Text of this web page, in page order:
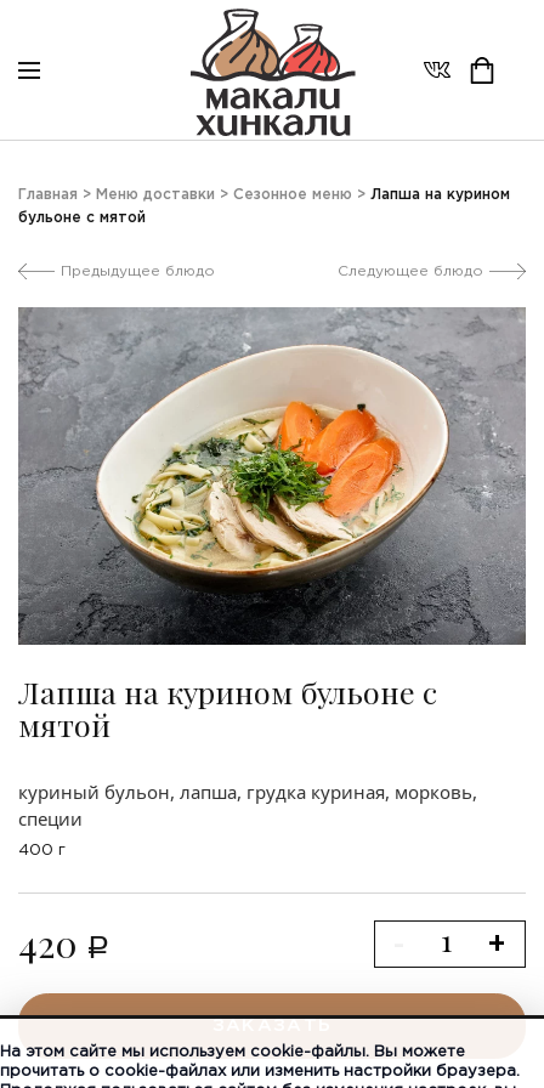
Главная > Меню доставки > Сезонное меню > Лапша на курином
бульоне с мятой
Предыдущее блюдо Следующее блюдо
Лапша на курином бульоне с
мятой
куриный бульон, лапша, грудка куриная, морковь,
специи
400 г
420 a +
На этом сайте мы используем cookie-файлы. Вы можете
прочитать о cookie-файлах или изменить настройки браузера.